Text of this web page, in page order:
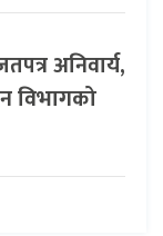
अनिवार्य,
विभागको